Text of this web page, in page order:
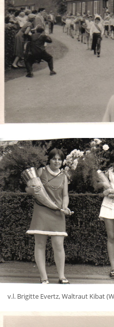
v.l. Brigitte Evertz, Waltraut Kibat